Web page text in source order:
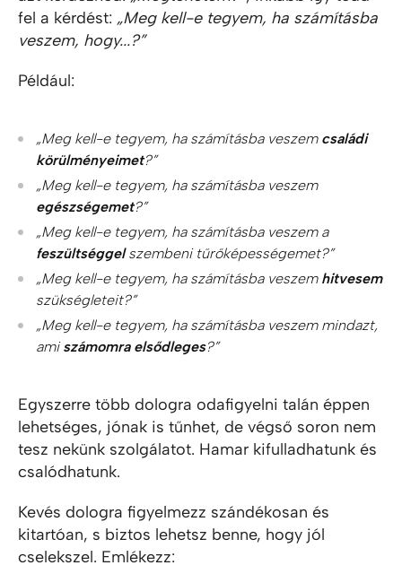
fel a kérdést: „Meg kell-e tegyem, ha számításba
veszem, hogy...?”
Például:
„Meg kell-e tegyem, ha számításba veszem családi
körülményeimet?”
„Meg kell-e tegyem, ha számításba veszem
egészségemet?”
„Meg kell-e tegyem, ha számításba veszem a
feszültséggelszembeni tűrőképességemet?”
„Meg kell-e tegyem, ha számításba veszem hitvesem
szükségleteit?”
„Meg kell-e tegyem, ha számításba veszem mindazt,
amiszámomra elsődleges?”
Egyszerre több dologra odafigyelni talán éppen
lehetséges, jónak is tűnhet, de végső soron nem
tesz nekünk szolgálatot. Hamar kifulladhatunk és
csalódhatunk.
Kevés dologra figyelmezz szándékosan és
kitartóan, s biztos lehetsz benne, hogy jól
cselekszel. Emlékezz: